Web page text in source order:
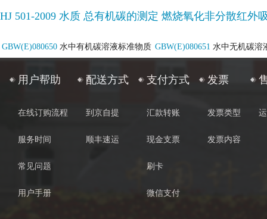
HJ 501-2009 水质 总有机碳的测定 燃烧氧化非分散红外
GBW(E)080650 水中有机碳溶液标准物质 GBW(E)080651 水中无机碳溶
用户帮助
在线订购流程
服务时间
常见问题
用户手册
配送方式
到京自提
顺丰速运
支付方式
汇款转账
现金支票
刷卡
微信支付
发票
发票类型
发票内容